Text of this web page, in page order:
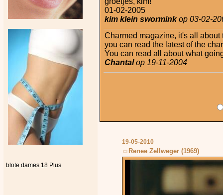
blote dames 18 Plus
01-02-2005
kim klein sworminkop 03-02-
Charmed magazine, it's all about
you can read the latest of the
You can read all about what
Chantalop 19-11-2004
19-05-2010
Renee Zellweger (1969)